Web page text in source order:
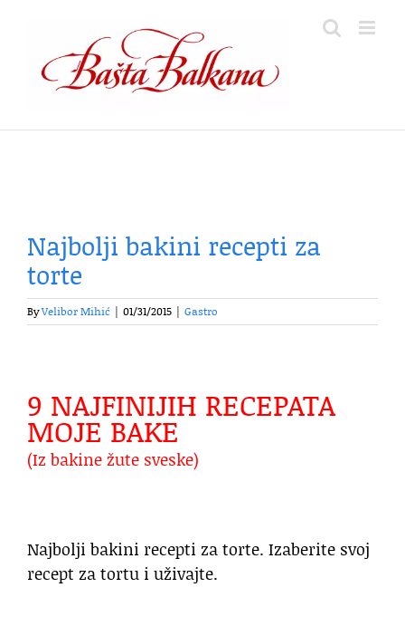
content
Najbolji bakini recepti za
torte
ByVelibor Mihić 01/31/2015 Gastro
9 NAJFINIJIH RECEPATA
MOJE BAKE
(Iz bakine žute sveske)
Najbolji bakini recepti za torte. Izaberite svoj
recept za tortu i uživajte.